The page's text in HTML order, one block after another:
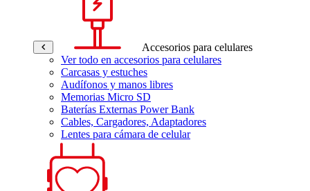
Accesorios para celulares
Ver todo en accesorios para celulares
Carcasas y estuches
Audífonos y manos libres
Memorias Micro SD
Baterías Externas Power Bank
Cables, Cargadores, Adaptadores
Lentes para cámara de celular